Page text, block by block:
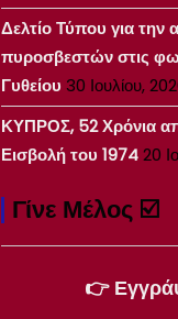
Δελτίο Τύπου για την
πυροσβεστών στις
Γυθείου 30 Ιουλίου,
ΚΥΠΡΟΣ, 52 Χρόνια
Εισβολή του 197420
Γίνε Μέλος ☑️
👉